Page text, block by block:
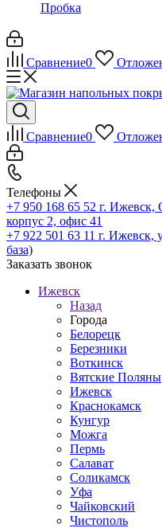
Пробка
Сравнение0
Сравнение0
Телефоны
+7 950 168 65 52 г. Ижевск,
корпус 2, офис 41
+7 922 501 63 11 г. Ижевск,
база)
Заказать звонок
Ижевск
Назад
Города
Белорецк
Березники
Воткинск
Вятские Поляны
Ижевск
Краснокамск
Кунгур
Можга
Пермь
Салават
Соликамск
Уфа
Чайковский
Чистополь